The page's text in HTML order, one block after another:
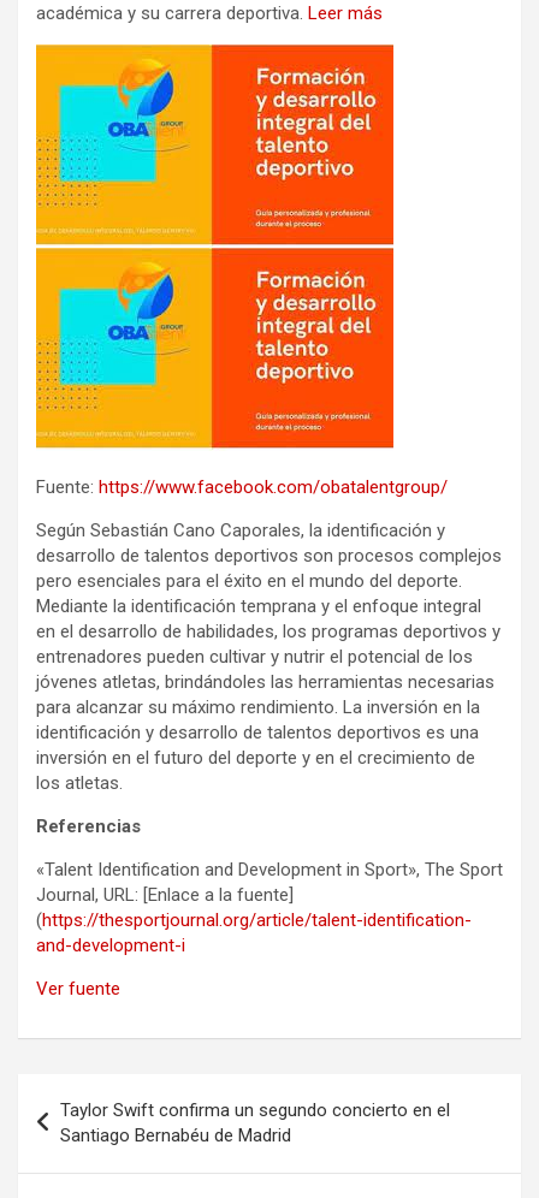
académica y su carrera deportiva. Leer más
Fuente: https://www.facebook.com/obatalentgroup/
Según Sebastián Cano Caporales, la identificación y
desarrollo de talentos deportivos son procesos complejos
pero esenciales para el éxito en el mundo del deporte.
Mediante la identificación temprana y el enfoque integral
en el desarrollo de habilidades, los programas deportivos y
entrenadores pueden cultivar y nutrir el potencial de los
jóvenes atletas, brindándoles las herramientas necesarias
para alcanzar su máximo rendimiento. La inversión en la
identificación y desarrollo de talentos deportivos es una
inversión en el futuro del deporte y en el crecimiento de
los atletas.
Referencias
«Talent Identification and Development in Sport», The Sport
Journal, URL: [Enlace a la fuente]
(https://thesportjournal.org/article/talent-identification-
and-development-i
Ver fuente
de
entradas
Taylor Swift confirma un segundo concierto en el
Santiago Bernabéu de Madrid